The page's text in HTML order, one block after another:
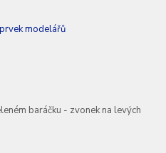
modelářů
baráčku - zvonek na levých